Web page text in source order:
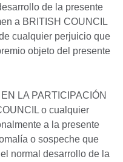
de la presente
a BRITISH COUNCIL
cualquier perjuicio que
objeto del presente
LA PARTICIPACIÓN
o cualquier
a la presente
o sospeche que
normal desarrollo de la